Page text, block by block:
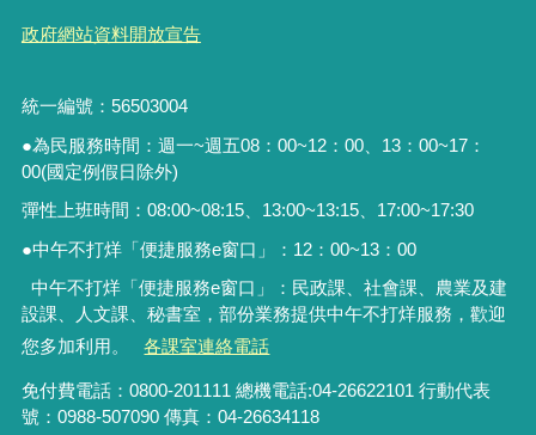
政府網站資料開放宣告
統一編號：56503004
●為民服務時間：週一~週五08：00~12：00、13：00~17：
00(國定例假日除外)
彈性上班時間：08:00~08:15、13:00~13:15、17:00~17:30
●中午不打烊「便捷服務e窗口」： 12： 00~13： 00
中午不打烊「便捷服務e窗口」：民政課、社會課、農業及建
設課、人文課、秘書室， 部份業務提供中午不打烊服務 ，歡迎
您多加利用。
各課室連絡電話
免付費電話：0800-201111 總機電話:04-26622101 行動代表
號：0988-507090 傳真：04-26634118